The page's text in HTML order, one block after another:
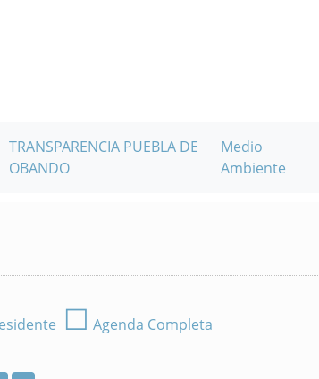
TRANSPARENCIA PUEBLA DE
OBANDO
Medio
Ambiente
☐ Agenda Completa